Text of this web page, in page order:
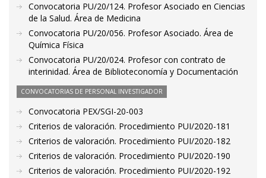
Convocatoria PU/20/124. Profesor Asociado en Ciencias
de la Salud. Área de Medicina
Convocatoria PU/20/056. Profesor Asociado. Área de
Química Física
Convocatoria PU/20/024. Profesor con contrato de
interinidad. Área de Biblioteconomía y Documentación
CONVOCATORIAS DE PERSONAL INVESTIGADOR
Convocatoria PEX/SGI-20-003
Criterios de valoración. Procedimiento PUI/2020-181
Criterios de valoración. Procedimiento PUI/2020-182
Criterios de valoración. Procedimiento PUI/2020-190
Criterios de valoración. Procedimiento PUI/2020-192